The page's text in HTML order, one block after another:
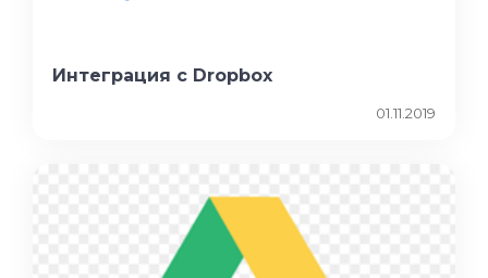
Интеграция с Dropbox
01.11.2019